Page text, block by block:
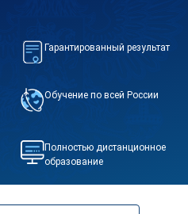
Гарантированный результат
Обучение по всей России
Полностью дистанционное
образование